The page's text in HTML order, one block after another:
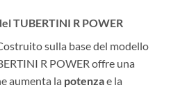
TUBERTINI R POWER
sulla base del modello
R POWER offre una
aumenta la potenzae la